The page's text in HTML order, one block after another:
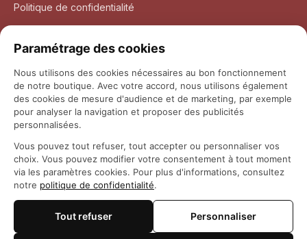
Politique de confidentialité
Politique de retour et remboursement
Coordonnées
Questions fréquemment posées
© 2026 Maison Otaku
Paramétrage des cookies
Nous utilisons des cookies nécessaires au bon fonctionnement
de notre boutique. Avec votre accord, nous utilisons également
des cookies de mesure d'audience et de marketing, par exemple
pour analyser la navigation et proposer des publicités
personnalisées.
Vous pouvez tout refuser, tout accepter ou personnaliser vos
choix. Vous pouvez modifier votre consentement à tout moment
via les paramètres cookies. Pour plus d'informations, consultez
notre politique de confidentialité.
Tout refuser Personnaliser